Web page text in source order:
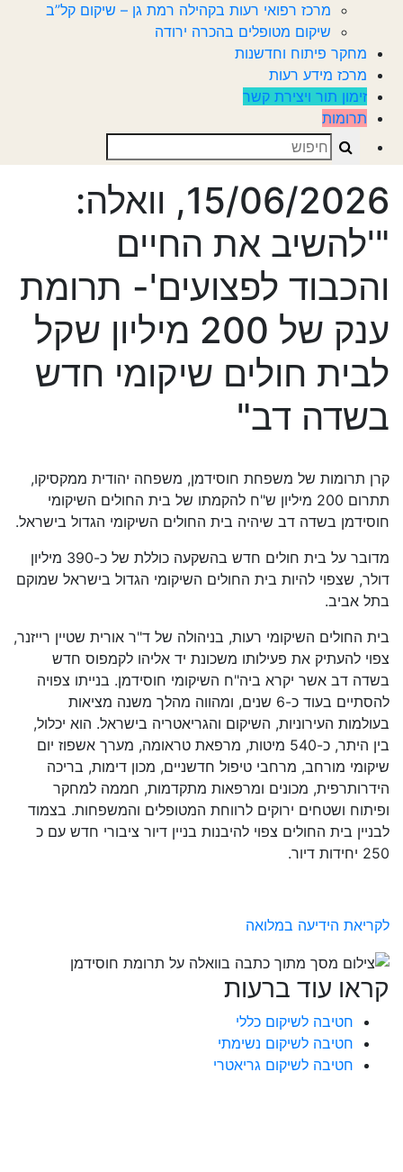
מרכז רפואי רעות בקהילה רמת גן – שיקום קל”ב
שיקום מטופלים בהכרה ירודה
מחקר פיתוח וחדשנות
מרכז מידע רעות
זימון תור ויצירת קשר
תרומות
Search
15/06/2026, וואלה:
"'להשיב את החיים
והכבוד לפצועים'- תרומת
ענק של 200 מיליון שקל
לבית חולים שיקומי חדש
בשדה דב"
קרן תרומות של משפחת חוסידמן, משפחה יהודית ממקסיקו,
תתרום 200 מיליון ש"ח להקמתו של בית החולים השיקומי
חוסידמן בשדה דב שיהיה בית החולים השיקומי הגדול בישראל.
מדובר על בית חולים חדש בהשקעה כוללת של כ-390 מיליון
דולר, שצפוי להיות בית החולים השיקומי הגדול בישראל שמוקם
בתל אביב.
בית החולים השיקומי רעות, בניהולה של ד"ר אורית שטיין רייזנר,
צפוי להעתיק את פעילותו משכונת יד אליהו לקמפוס חדש
בשדה דב אשר יקרא ביה"ח השיקומי חוסידמן. בנייתו צפויה
להסתיים בעוד כ-6 שנים, ומהווה מהלך משנה מציאות
בעולמות העירוניות, השיקום והגריאטריה בישראל. הוא יכלול,
בין היתר, כ-540 מיטות, מרפאת טראומה, מערך אשפוז יום
שיקומי מורחב, מרחבי טיפול חדשניים, מכון דימות, בריכה
הידרותרפית, מכונים ומרפאות מתקדמות, חממה למחקר
ופיתוח ושטחים ירוקים לרווחת המטופלים והמשפחות. בצמוד
לבניין בית החולים צפוי להיבנות בניין דיור ציבורי חדש עם כ
250 יחידות דיור.
לקריאת הידיעה במלואה
קראו עוד ברעות
חטיבה לשיקום כללי
חטיבה לשיקום נשימתי
חטיבה לשיקום גריאטרי